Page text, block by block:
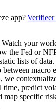
app? Verifieer
your
the Fed or
lists of
macro
time, predict
map specific